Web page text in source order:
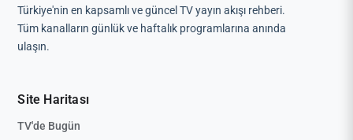
Türkiye'nin en kapsamlı ve güncel TV yayın akışı rehberi.
Tüm kanalların günlük ve haftalık programlarına anında
ulaşın.
Site Haritası
TV'de Bugün